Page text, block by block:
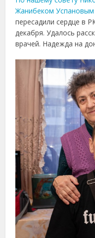
Жанибеком Успановым
пересадили сердце в
декабря. Удалось
врачей. Надежда на